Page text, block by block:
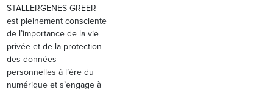
STALLERGENES GREER
est pleinement consciente
de l’importance de la vie
privée et de la protection
des données
personnelles à l’ère du
numérique et s’engage à